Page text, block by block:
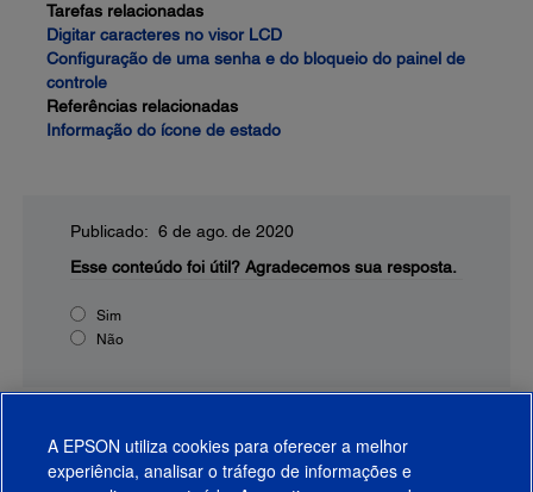
Tarefas relacionadas
Digitar caracteres no visor LCD
Configuração de uma senha e do bloqueio do painel de
controle
Referências relacionadas
Informação do ícone de estado
Publicado: 6 de ago. de 2020
Esse conteúdo foi útil? Agradecemos sua resposta.
Sim
Não
A EPSON utiliza cookies para oferecer a melhor
experiência, analisar o tráfego de informações e